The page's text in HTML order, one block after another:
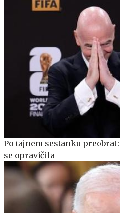
Po tajnem sestanku
se opravičila